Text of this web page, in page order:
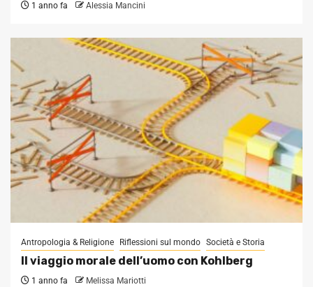
1 anno fa Alessia Mancini
Antropologia & Religione Riflessioni sul mondo Società e Storia
Il viaggio morale dell’uomo con Kohlberg
1 anno fa Melissa Mariotti